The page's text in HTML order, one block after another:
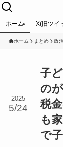
ホーム X(旧ツイ
ホーム まとめ 政
子
の
税
も
で
2025
5/24